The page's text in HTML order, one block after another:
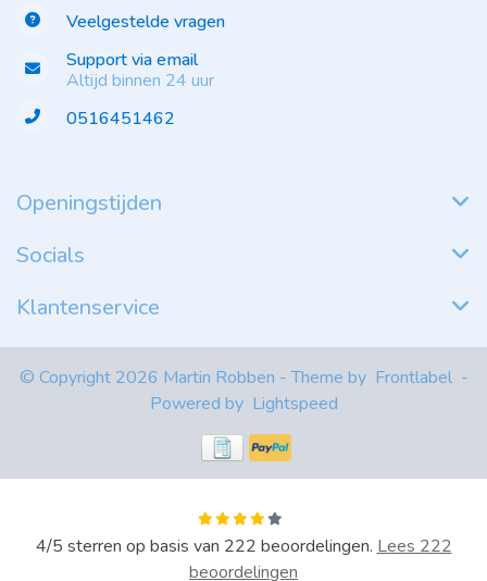
Veelgestelde vragen
Support via email
Altijd binnen 24 uur
0516451462
Openingstijden
Socials
Klantenservice
© Copyright 2026 Martin Robben - Theme by Frontlabel -
Powered by Lightspeed
4/5 sterren op basis van 222 beoordelingen. Lees 222
beoordelingen